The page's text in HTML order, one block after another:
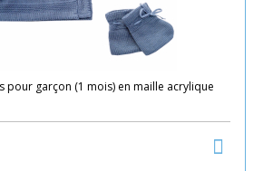
pour garçon (1 mois) en maille acrylique